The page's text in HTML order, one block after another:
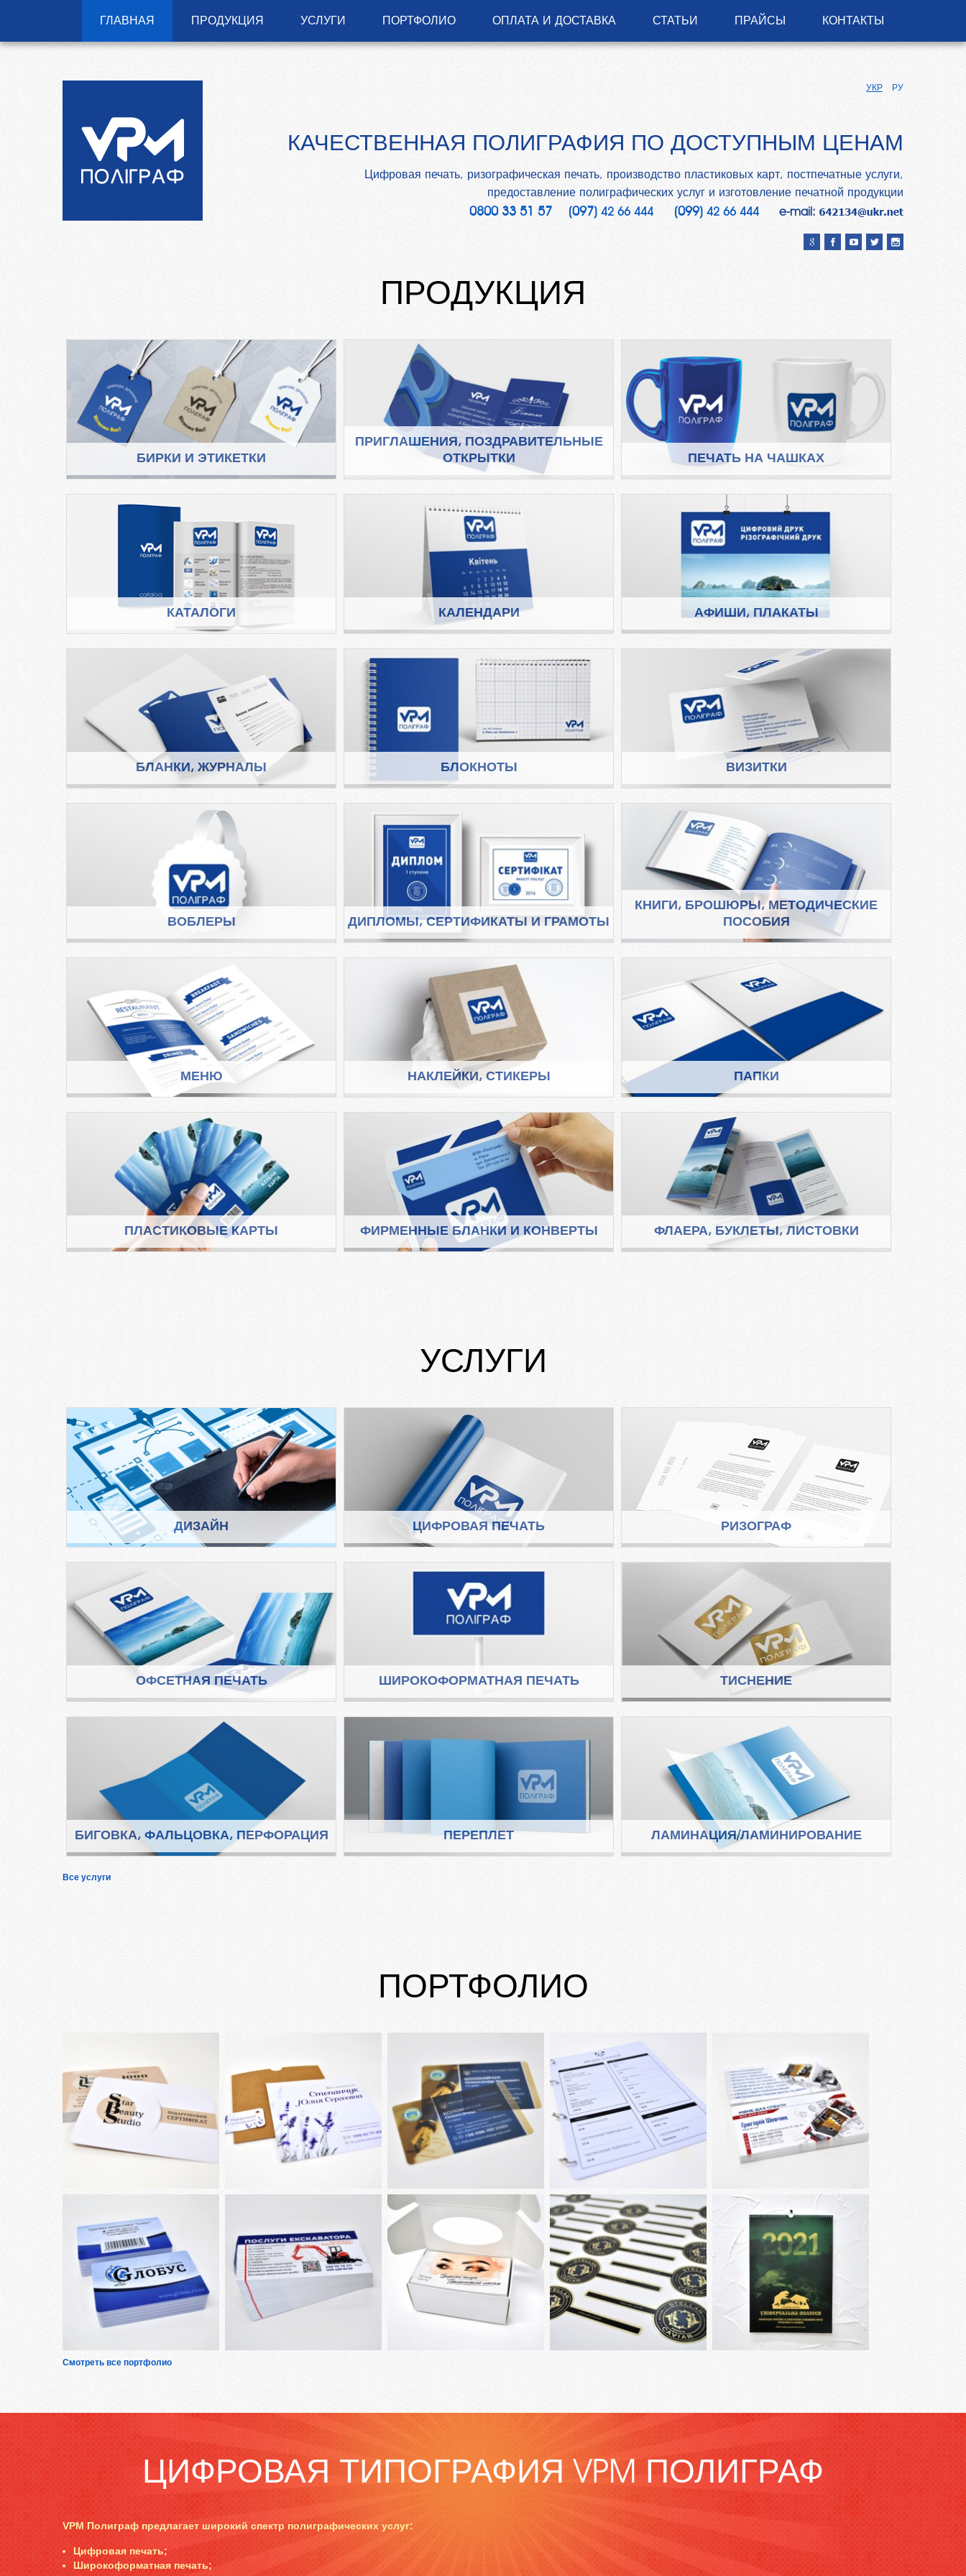
УКР РУ
КАЧЕСТВЕННАЯ ПОЛИГРАФИЯ ПО ДОСТУПНЫМ ЦЕНАМ
Цифровая печать, ризографическая печать, производство пластиковых карт, постпечатные услуги,
предоставление полиграфических услуг и изготовление печатной продукции
0800 33 51 57 (097) 42 66 444 (099) 42 66 444 e-mail:
ПРОДУКЦИЯ
БИРКИ И ЭТИКЕТКИ
ПРИГЛАШЕНИЯ, ПОЗДРАВИТЕЛЬНЫЕ
ОТКРЫТКИ
ПЕЧАТЬ НА ЧАШКАХ
КАТАЛОГИ КАЛЕНДАРИ АФИШИ, ПЛАКАТЫ
БЛАНКИ, ЖУРНАЛЫ БЛОКНОТЫ ВИЗИТКИ
ВОБЛЕРЫ ДИПЛОМЫ, СЕРТИФИКАТЫ И ГРАМОТЫ
КНИГИ, БРОШЮРЫ, МЕТОДИЧЕСКИЕ
ПОСОБИЯ
МЕНЮ НАКЛЕЙКИ, СТИКЕРЫ ПАПКИ
ПЛАСТИКОВЫЕ КАРТЫ ФИРМЕННЫЕ БЛАНКИ И КОНВЕРТЫ ФЛАЕРА, БУКЛЕТЫ, ЛИСТОВКИ
УСЛУГИ
ДИЗАЙН ЦИФРОВАЯ ПЕЧАТЬ РИЗОГРАФ
ОФСЕТНАЯ ПЕЧАТЬ ШИРОКОФОРМАТНАЯ ПЕЧАТЬ ТИСНЕНИЕ
БИГОВКА, ФАЛЬЦОВКА, ПЕРФОРАЦИЯ ПЕРЕПЛЕТ ЛАМИНАЦИЯ/ЛАМИНИРОВАНИЕ
Все услуги
ГЛАВНАЯ ПРОДУКЦИЯ УСЛУГИ ПОРТФОЛИО ОПЛАТА И ДОСТАВКА СТАТЬИ ПРАЙСЫ КОНТАКТЫ
ПОРТФОЛИО
Смотреть все портфолио
ЦИФРОВАЯ ТИПОГРАФИЯ VPM ПОЛИГРАФ
VPM Полиграф предлагает широкий спектр полиграфических услуг:
Цифровая печать;
Широкоформатная печать;